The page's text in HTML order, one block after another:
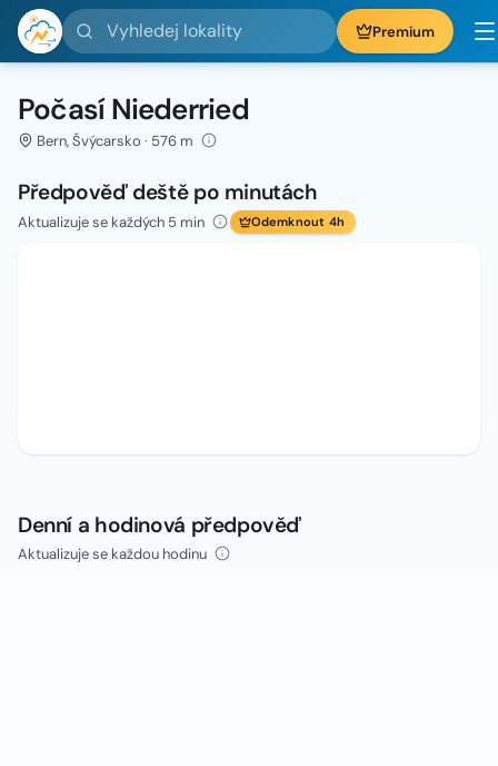
Vyhledej lokality Premium
Počasí Niederried
Bern, Švýcarsko · 576 m
Předpověď deště po minutách
Aktualizuje se každých 5 min Odemknout 4h
Denní a hodinová předpověď
Aktualizuje se každou hodinu